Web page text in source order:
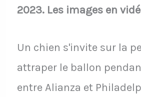
2023. Les images en
Un chien s'invite sur la
attraper le ballon
entre Alianza et